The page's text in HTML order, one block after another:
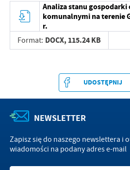
Analiza stanu gospodarki
komunalnymi na terenie
r.
Format: DOCX, 115.24 KB
UDOSTĘPNIJ
NEWSLETTER
Zapisz się do naszego newslettera i
wiadomości na podany adres e-mail